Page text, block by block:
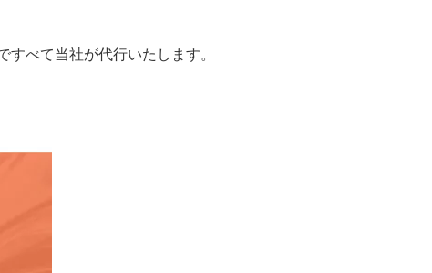
べて当社が代行いたします。